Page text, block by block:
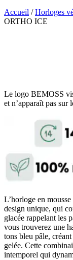
Accueil /Horloges
ORTHO ICE
Le logo BEMOSS
et n’apparaît pas sur
L’horloge en
design unique, qui
glacée rappelant les
vous trouverez une
tons bleu pâle,
gelée. Cette
intemporel qui